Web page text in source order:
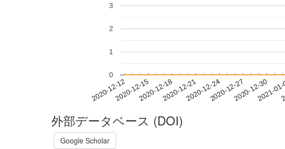
2020-12-122020-12-152020-12-182020-12-212020-12-242020-12-272020-12-30
2021-
0
1
2
3
外部データベース (DOI)
Google Scholar